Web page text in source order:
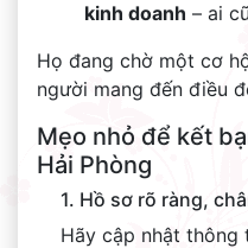
kinh doanh – ai
Họ đang chờ một cơ
người mang đến điều
Mẹo nhỏ để kết
Hải Phòng
1. Hồ sơ rõ ràng,
Hãy cập nhật thông